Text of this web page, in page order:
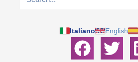
Italiano English